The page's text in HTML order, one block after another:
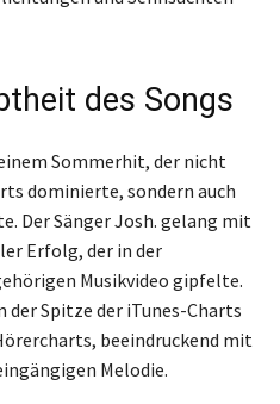
des Songs
Sommerhit, der nicht
dominierte, sondern auch
Der Sänger Josh. gelang mit
Erfolg, der in der
Musikvideo gipfelte.
der Spitze der iTunes-Charts
beeindruckend mit
Melodie.